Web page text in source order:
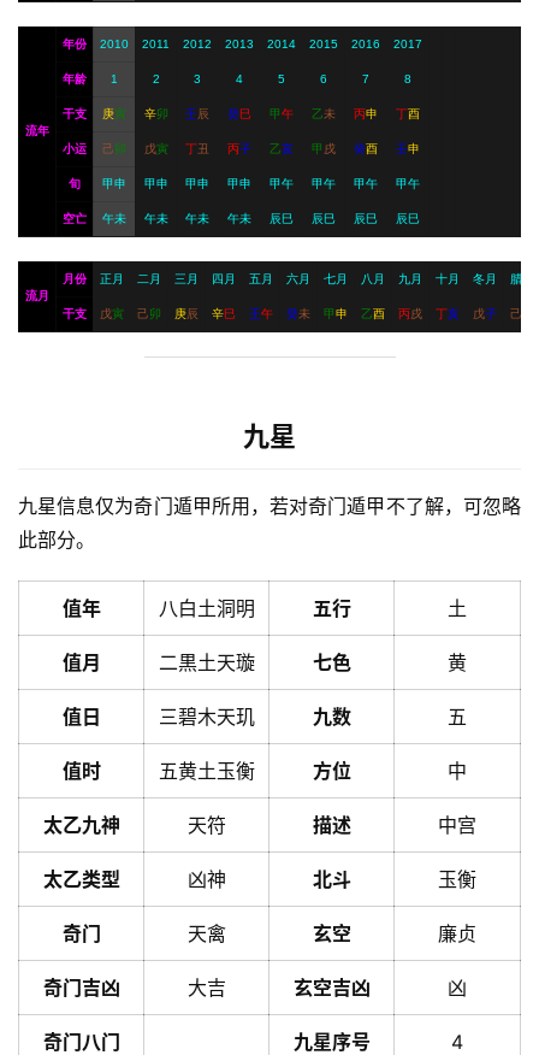
流年
年份 2010 2011 2012 2013 2014 2015 2016 2017
年龄 1 2 3 4 5 6 7 8
干支 庚寅 辛卯 壬辰 癸巳 甲午 乙未 丙申 丁酉
小运 己卯 戊寅 丁丑 丙子 乙亥 甲 戌 癸酉 壬申
旬 甲申 甲申 甲申 甲申 甲午 甲午 甲午 甲午
空亡 午未 午未 午未 午未 辰巳 辰巳 辰巳 辰巳
流月
月份 正月 二月 三月 四月 五月 六月 七月 八月 九月 十月 冬月 腊月
干支 戊寅 己卯 庚辰 辛巳 壬午 癸未 甲申 乙酉 丙戌 丁亥 戊子 己
九星
九星信息仅为奇门遁甲所用，若对奇门遁甲不了解，可忽略
此部分。
值年 八白土洞明 五行 土
值月 二黒土天璇 七色 黄
值日 三碧木天玑 九数 五
值时 五黄土玉衡 方位 中
太乙九神 天符 描述 中宫
太乙类型 凶神 北斗 玉衡
奇门 天禽 玄空 廉贞
奇门吉凶 大吉 玄空吉凶 凶
奇门八门 九星序号 4